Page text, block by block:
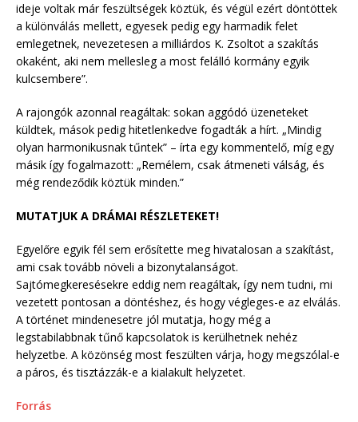
ideje voltak már feszültségek köztük, és végül ezért döntöttek
a különválás mellett, egyesek pedig egy harmadik felet
emlegetnek, nevezetesen a milliárdos K. Zsoltot a szakítás
okaként, aki nem mellesleg a most felálló kormány egyik
kulcsembere”.
A rajongók azonnal reagáltak: sokan aggódó üzeneteket
küldtek, mások pedig hitetlenkedve fogadták a hírt. „Mindig
olyan harmonikusnak tűntek” – írta egy kommentelő, míg egy
másik így fogalmazott: „Remélem, csak átmeneti válság, és
még rendeződik köztük minden.”
MUTATJUK A DRÁMAI RÉSZLETEKET!
Egyelőre egyik fél sem erősítette meg hivatalosan a szakítást,
ami csak tovább növeli a bizonytalanságot.
Sajtómegkeresésekre eddig nem reagáltak, így nem tudni, mi
vezetett pontosan a döntéshez, és hogy végleges-e az elválás.
A történet mindenesetre jól mutatja, hogy még a
legstabilabbnak tűnő kapcsolatok is kerülhetnek nehéz
helyzetbe. A közönség most feszülten várja, hogy megszólal-e
a páros, és tisztázzák-e a kialakult helyzetet.
Forrás